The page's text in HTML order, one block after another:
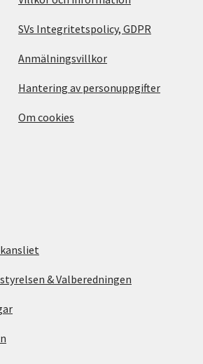
SVs Integritetspolicy, GDPR
Anmälningsvillkor
Hantering av personuppgifter
Om cookies
& Valberedningen